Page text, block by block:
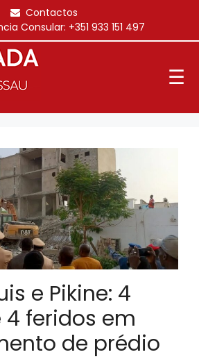
Contactos
Consular: +351 933 151 497
☰
e Pikine: 4
feridos em
de prédio